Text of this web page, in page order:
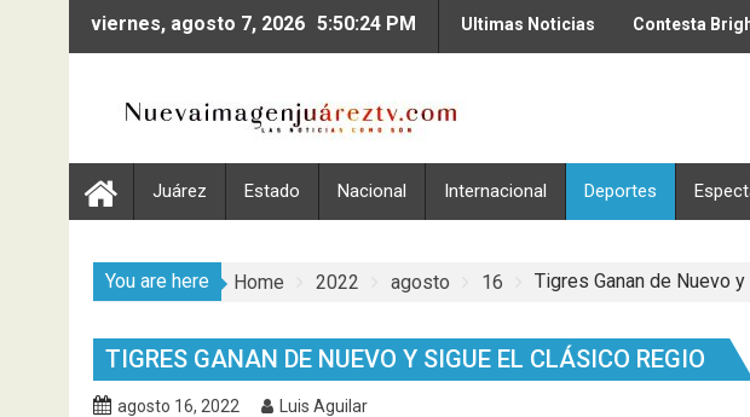
Skip
viernes, agosto 7, 2026 5:50:25 PM Ultimas Noticias Contesta
Juárez Estado Nacional Internacional Deportes
You are here Home 2022 agosto 16 Tigres Ganan de Nuevo
TIGRES GANAN DE NUEVO Y SIGUE EL CLÁSICO REGIO
agosto 16, 2022 Luis Aguilar